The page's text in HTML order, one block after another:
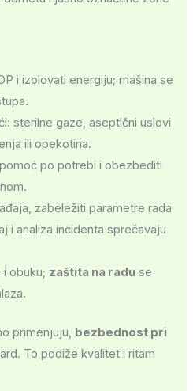
i izolovati energiju; mašina se
sterilne gaze, aseptični uslovi
ili opekotina.
po potrebi i obezbediti
zabeležiti parametre rada
i analiza incidenta sprečavaju
obuku; zaštita na radu se
primenjuju, bezbednost pri
To podiže kvalitet i ritam